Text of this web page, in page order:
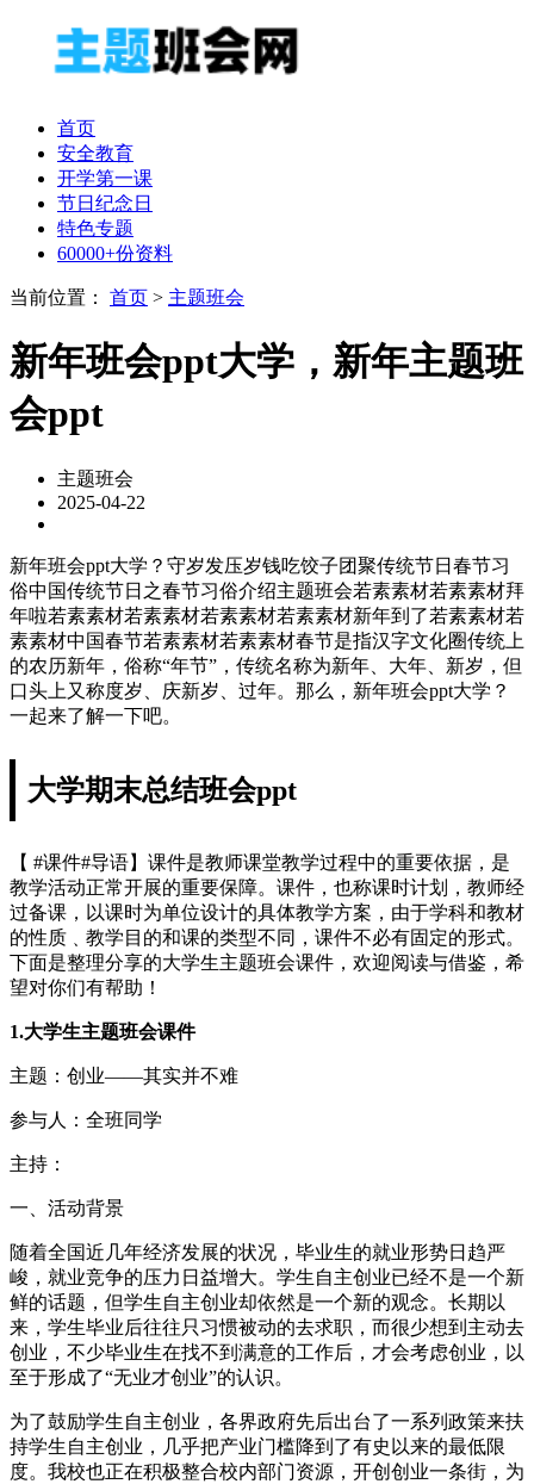
首页
安全教育
开学第一课
节日纪念日
特色专题
60000+份资料
当前位置： 首页 > 主题班会
新年班会ppt大学，新年主题班
会ppt
主题班会
2025-04-22
新年班会ppt大学？守岁发压岁钱吃饺子团聚传统节日春节习
俗中国传统节日之春节习俗介绍主题班会若素素材若素素材拜
年啦若素素材若素素材若素素材若素素材新年到了若素素材若
素素材中国春节若素素材若素素材春节是指汉字文化圈传统上
的农历新年，俗称“年节”，传统名称为新年、大年、新岁，但
口头上又称度岁、庆新岁、过年。那么，新年班会ppt大学？
一起来了解一下吧。
大学期末总结班会ppt
【 #课件#导语】课件是教师课堂教学过程中的重要依据，是
教学活动正常开展的重要保障。课件，也称课时计划，教师经
过备课，以课时为单位设计的具体教学方案，由于学科和教材
的性质﹑教学目的和课的类型不同，课件不必有固定的形式。
下面是整理分享的大学生主题班会课件，欢迎阅读与借鉴，希
望对你们有帮助！
1.大学生主题班会课件
主题：创业——其实并不难
参与人：全班同学
主持：
一、活动背景
随着全国近几年经济发展的状况，毕业生的就业形势日趋严
峻，就业竞争的压力日益增大。学生自主创业已经不是一个新
鲜的话题，但学生自主创业却依然是一个新的观念。长期以
来，学生毕业后往往只习惯被动的去求职，而很少想到主动去
创业，不少毕业生在找不到满意的工作后，才会考虑创业，以
至于形成了“无业才创业”的认识。
为了鼓励学生自主创业，各界政府先后出台了一系列政策来扶
持学生自主创业，几乎把产业门槛降到了有史以来的最低限
度。我校也正在积极整合校内部门资源，开创创业一条街，为